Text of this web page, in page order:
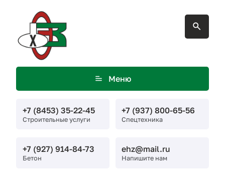
Меню
+7 (8453) 35-22-45
Строительные услуги
+7 (937) 800-65-56
Спецтехника
+7 (927) 914-84-73
Бетон
ehz@mail.ru
Напишите нам